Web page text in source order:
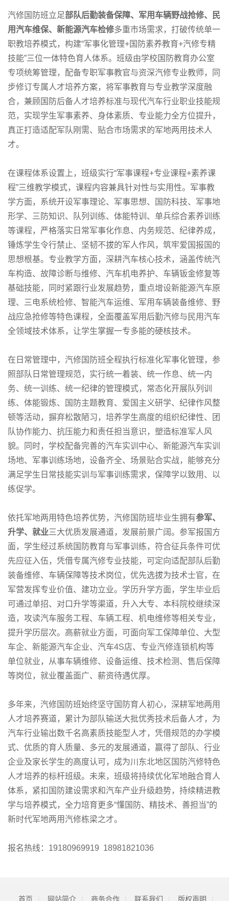
汽修国防班立足部队后勤装备保障、军用车辆野战抢修、民
用汽车维保、新能源汽车检修多重市场需求，打破传统单一
职教培养模式，构建“军事化管理+国防素养教育+汽修专精
技能”三位一体特色育人体系。班级由学校国防教育办公室
专项统筹管理，配备专职军事教官与资深汽修专业教师，同
步修订专属人才培养方案，将军事教育与专业教学深度融
合，兼顾国防后备人才培养标准与现代汽车行业职业技能规
范，实现学生军事素养、身体素质、专业能力全方位提升，
真正打造适配军队刚需、贴合市场需求的军地两用技术人
才。
在课程体系设置上，班级实行“军事课程+专业课程+素养课
程”三维教学模式，课程内容兼具针对性与实用性。军事教
学方面，系统开设军事理论、军事思想、国防科技、军事地
形学、三防知识、队列训练、体能特训、单兵综合素养训练
等课程，严格落实日常军事化作息、内务规范、纪律养成，
锤炼学生令行禁止、坚韧不拔的军人作风，筑牢爱国报国的
思想根基。专业教学方面，深耕汽车核心技术，涵盖传统汽
车构造、故障诊断与维修、汽车机电养护、车辆钣金修复等
基础技能，同时紧跟行业发展趋势，重点增设新能源汽车原
理、三电系统检修、智能汽车运维、军用车辆装备维修、野
战应急抢修等特色课程，全面覆盖军用后勤汽修与民用汽车
全领域技术体系，让学生掌握一专多能的硬核技术。
在日常管理中，汽修国防班全程执行标准化军事化管理，参
照部队日常管理规范，实行统一着装、统一作息、统一内
务、统一训练、统一纪律的管理模式，常态化开展队列训
练、体能锻炼、国防主题教育、爱国主义研学、纪律作风整
顿等活动，摒弃松散陋习，培养学生高度的组织纪律性、团
队协作能力、抗压能力和责任担当意识，塑造标准军人风
貌。同时，学校配备完善的汽车实训中心、新能源汽车实训
场地、军事训练场地，设备齐全、场景贴合实战，能够充分
满足学生日常技能实训与军事训练需求，保障学以致用、以
练促学。
依托军地两用特色培养优势，汽修国防班毕业生拥有参军、
升学、就业三大优质发展通道，发展前景广阔。参军报国方
面，学生经过系统国防教育与军事训练，符合征兵条件可优
先应征入伍，凭借专属汽修专业技能，可定向适配部队后勤
装备维修、车辆保障等技术岗位，优先选拔为技术士官，在
军营发挥专业价值、建功立业。学历升学方面，学生毕业后
可通过单招、对口升学等渠道，升入大专、本科院校继续深
造，攻读汽车服务工程、车辆工程、机电维修等相关专业，
提升学历层次。高薪就业方面，可面向军工保障单位、大型
车企、新能源汽车企业、汽车4S店、专业汽修连锁机构等
单位就业，从事车辆维修、设备运维、技术检测、售后保障
等岗位，就业覆盖面广、薪资待遇优厚。
多年来，汽修国防班始终坚守国防育人初心，深耕军地两用
人才培养赛道，累计为部队输送大批优秀技术后备人才，为
汽车行业输出数千名高素质技能型人才，凭借规范的办学模
式、优质的育人质量、多元的发展通道，赢得了部队、行业
企业及家长学生的高度认可，成为川东北地区国防汽修特色
人才培养的标杆班级。未来，班级将持续优化军地融合育人
体系，紧扣国防建设需求和汽车产业升级趋势，持续精进教
学与培养模式，全力培育更多“懂国防、精技术、善担当”的
新时代军地两用汽修栋梁之才。
报名热线：19180969919 18981821036
首页 网站简介 商务合作 联系我们 版权声明